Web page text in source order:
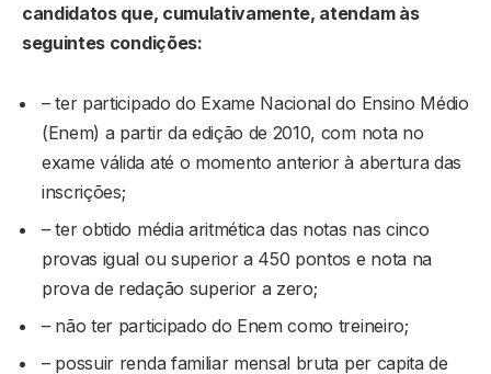
candidatos que, cumulativamente, atendam às
seguintes condições:
– ter participado do Exame Nacional do Ensino Médio
(Enem) a partir da edição de 2010, com nota no
exame válida até o momento anterior à abertura das
inscrições;
– ter obtido média aritmética das notas nas cinco
provas igual ou superior a 450 pontos e nota na
prova de redação superior a zero;
– não ter participado do Enem como treineiro;
– possuir renda familiar mensal bruta per capita de